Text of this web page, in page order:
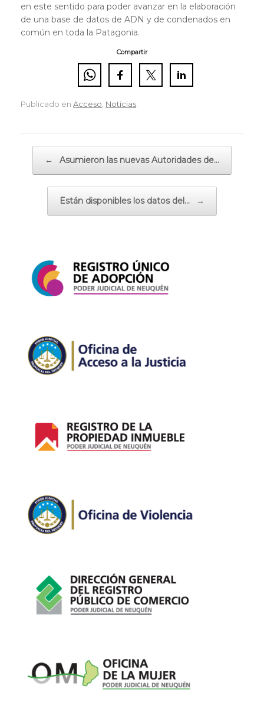
en este sentido para poder avanzar en la elaboración
de una base de datos de ADN y de condenados en
común en toda la Patagonia.
Compartir
Publicado en Acceso Noticias
← Asumieron las nuevas Autoridades de…
Están disponibles los datos del… →